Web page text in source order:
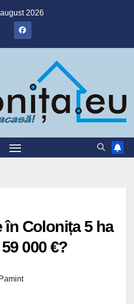
2026
în Colonița 5 ha
000 €?